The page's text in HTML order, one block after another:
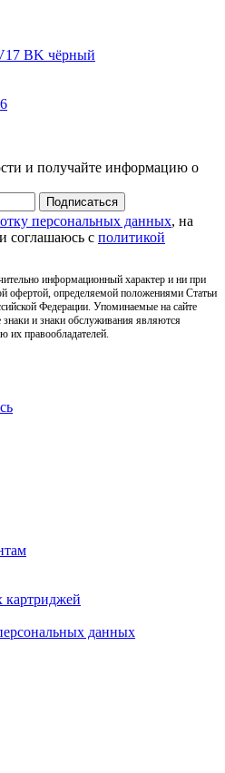
BK чёрный
и получайте информацию о
Подписаться
персональных данных, на
и соглашаюсь с политикой
информационный характер и ни при
офертой, определяемой положениями Статьи
Федерации. Упоминаемые на сайте
знаки и знаки обслуживания являются
их правообладателей.
картриджей
данных